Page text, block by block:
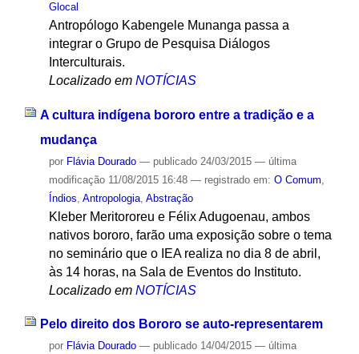
Glocal
Antropólogo Kabengele Munanga passa a
integrar o Grupo de Pesquisa Diálogos
Interculturais.
Localizado em NOTÍCIAS
A cultura indígena bororo entre a tradição e a
mudança
por Flávia Dourado — publicado24/03/2015 — última
modificação11/08/2015 16:48 — registrado em: O Comum
Índios Antropologia, Abstração
Kleber Meritororeu e Félix Adugoenau, ambos
nativos bororo, farão uma exposição sobre o tema
no seminário que o IEA realiza no dia 8 de abril,
às 14 horas, na Sala de Eventos do Instituto.
Localizado em NOTÍCIAS
Pelo direito dos Bororo se auto-representarem
por Flávia Dourado — publicado14/04/2015 — última